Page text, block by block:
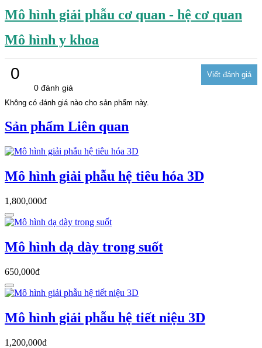
Mô hình giải phẫu cơ quan - hệ cơ quan
Mô hình y khoa
0
0 đánh giá
Không có đánh giá nào cho sản phẩm này.
Sản phẩm Liên quan
Mô hình giải phẫu hệ tiêu hóa 3D
1,800,000đ
Mô hình dạ dày trong suốt
650,000đ
Mô hình giải phẫu hệ tiết niệu 3D
1,200,000đ